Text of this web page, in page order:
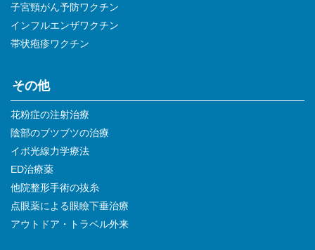
子宮頸がん予防ワクチン
インフルエンザワクチン
帯状疱疹ワクチン
その他
花粉症の注射治療
陰部のブツブツの治療
イボ光線力学療法
ED治療薬
他院整形手術の抜糸
点眼薬による眼瞼下垂治療
アウトドア・トラベル外来